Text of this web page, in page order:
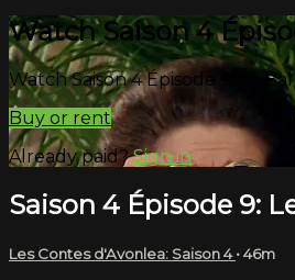
Watch Saison 4
Watch Saison 4 Épisode 9: Le
Buy or rent
Already paid?Sign in
Saison 4 Épisode 9:
Les Contes d'Avonlea: Saison 4• 46m